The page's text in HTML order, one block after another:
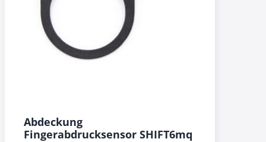
Abdeckung
Fingerabdrucksensor SHIFT6mq